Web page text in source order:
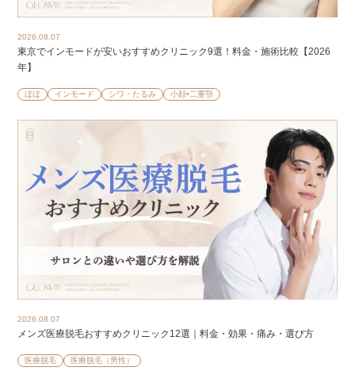
2026.08.07
東京でインモードが安いおすすめクリニック9選！料金・施術比較【2026
年】
ほほ インモード シワ・たるみ 小顔•二重顎
2026.08.07
メンズ医療脱毛おすすめクリニック12選｜料金・効果・痛み・選び方
医療脱毛 医療脱毛（男性）